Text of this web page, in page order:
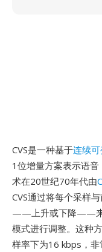
CVS是一种基于连续
1位增量方案表示语
术在20世纪70年代由
CVS通过将每个采样
——上升或下降——来
模式进行调整。这种
样率下为16 kbps，非